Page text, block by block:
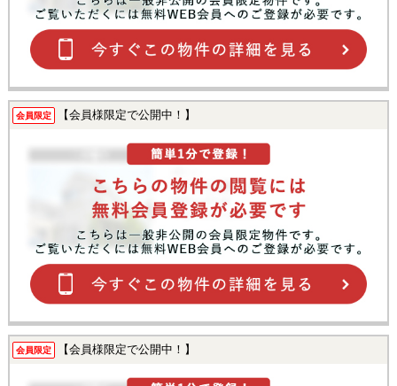
会員限定 【会員様限定で公開中！】
会員限定 【会員様限定で公開中！】